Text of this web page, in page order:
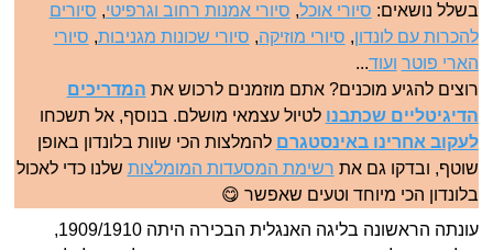
בשלל נושאים: סיורי אוכל, סיורי אמנות רחוב וגרפיטי, סיורים
להכרות עם לונדון, סיורי מוזיקה, סיורי שכונות מגניבות, סיורי
הארי פוטר ועוד...
רוצים להגיע מוכנים? אתם מוזמנים לרכוש את המדריכים
הדיגיטליים שכתבנו לטיול עצמאי מושלם. בנוסף, אל תשכחו
לעקוב אחרינו באינסטגרם להמלצות הכי שוות בלונדון באופן
שוטף, ובדקו גם את רשימת המסעדות המומלצות שלנו כדי לאכול
בלונדון הכי מיוחד וטעים שאפשר 😋
עונתה הראשונה בליגה האנגלית הבכירה היתה 1909/1910,